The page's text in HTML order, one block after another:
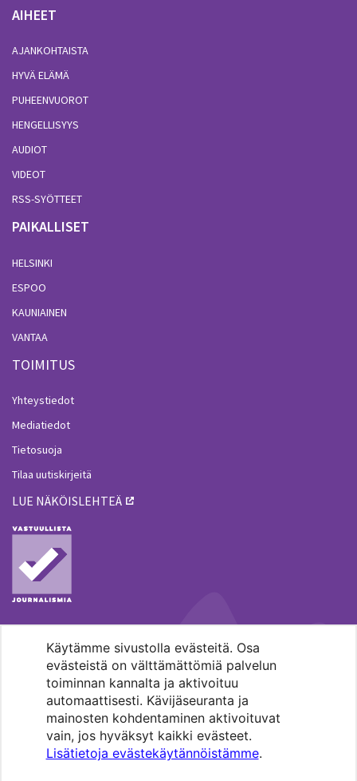
Käytämme sivustolla evästeitä. Osa
evästeistä on välttämättömiä palvelun
toiminnan kannalta ja aktivoituu
automaattisesti. Kävijäseuranta ja
mainosten kohdentaminen aktivoituvat
vain, jos hyväksyt kaikki evästeet.
Lisätietoja evästekäytännöistämme.
AIHEET
AJANKOHTAISTA
HYVÄ ELÄMÄ
PUHEENVUOROT
HENGELLISYYS
AUDIOT
VIDEOT
RSS-SYÖTTEET
PAIKALLISET
HELSINKI
ESPOO
KAUNIAINEN
VANTAA
TOIMITUS
Yhteystiedot
Mediatiedot
Tietosuoja
Tilaa uutiskirjeitä
LUE NÄKÖISLEHTEÄ
MENOHAKU
Pääkaupunkiseudun evankelis-